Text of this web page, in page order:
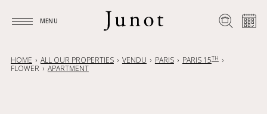
MENU
HOME ALL OUR PROPERTIES VENDU PARIS PARIS 15TH
FLOWER APARTMENT